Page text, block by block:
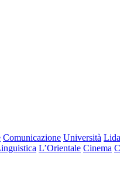
Comunicazione Università
L’Orientale Cinema